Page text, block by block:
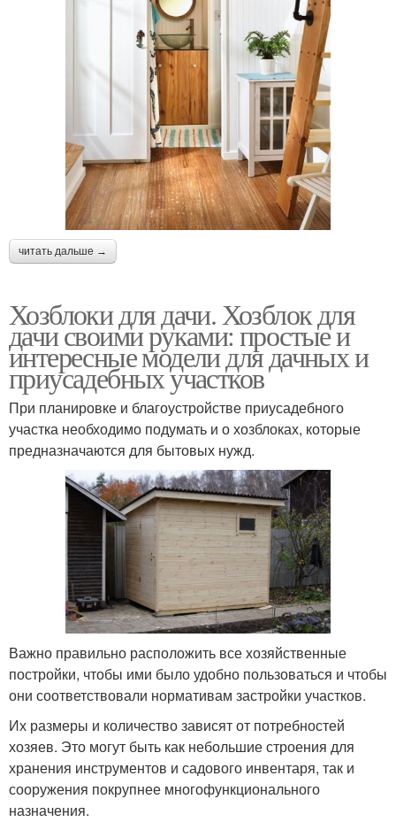
читать дальше →
Хозблоки для дачи. Хозблок для
дачи своими руками: простые и
интересные модели для дачных и
приусадебных участков
При планировке и благоустройстве приусадебного
участка необходимо подумать и о хозблоках, которые
предназначаются для бытовых нужд.
Важно правильно расположить все хозяйственные
постройки, чтобы ими было удобно пользоваться и чтобы
они соответствовали нормативам застройки участков.
Их размеры и количество зависят от потребностей
хозяев. Это могут быть как небольшие строения для
хранения инструментов и садового инвентаря, так и
сооружения покрупнее многофункционального
назначения.